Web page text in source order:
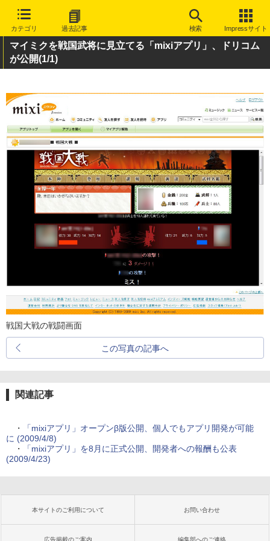
カテゴリ 過去記事 検索 Impressサイト
マイミクを戦国武将に見立てる「mixiアプリ」、ドリコム
が公開(1/1)
戦国大戦の戦闘画面
この写真の記事へ
関連記事
・
「mixiアプリ」オープンβ版公開、個人でもアプリ開発が可能
に (2009/4/8)
・
「mixiアプリ」を8月に正式公開、開発者への報酬も公表
(2009/4/23)
本サイトのご利用について お問い合わせ